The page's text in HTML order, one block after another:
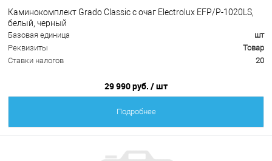
Каминокомплект Grado Classic с очаг Electrolux EFP/P-1020LS,
белый, черный
Базовая единица
шт
Реквизиты
Товар
Ставки налогов
20
29 990 руб. / шт
Подробнее